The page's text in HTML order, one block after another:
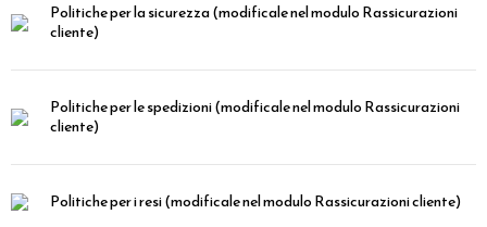
Politiche per la sicurezza(modificale nel modulo Rassicurazioni
cliente)
Politiche per le spedizioni(modificale nel modulo Rassicurazioni
cliente)
Politiche per i resi(modificale nel modulo Rassicurazioni cliente)